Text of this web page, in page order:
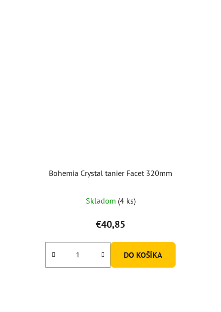
Bohemia Crystal tanier Facet 320mm
Skladom (4 ks)
€40,85
DO KOŠÍKA